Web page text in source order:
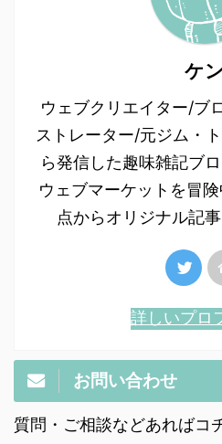
ケン
ウェブクリエイター/ブ
ストレーター/元ジム・
ら発信した趣味雑記ブ
ウェブマーケットを冒
点からオリジナル記
詳しいプロ
お問い合わせ
質問・ご相談などあればコ